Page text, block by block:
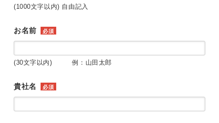
(1000文字以内) 自由記入
お名前 必須
(30文字以内) 例：山田太郎
貴社名 必須